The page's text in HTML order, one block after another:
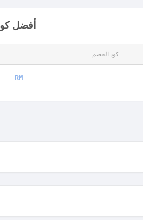
أفضل
كود الخصم
RM